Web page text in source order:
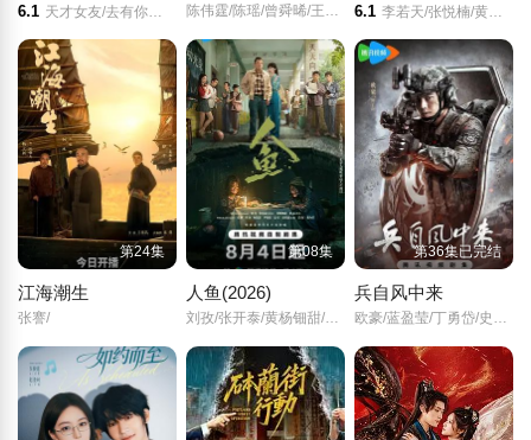
6.1 天才女友/去有你的夏天/当你耀眼时/ 6.1 李若天/张悦楠/黄志玮/
第24集
江海潮生
张謇/
第08集
人鱼(2026)
刘孜/张开泰/黄杨钿甜/董勇/张帆/陈创/何思甜/张棪琰/罗海琼/是安/赵健/段钰/董向荣/薛佳凝/方晓东/李庆誉/张译文/
第36集已完结
兵自风中来
欧豪/蓝盈莹/丁勇岱/史兰芽/